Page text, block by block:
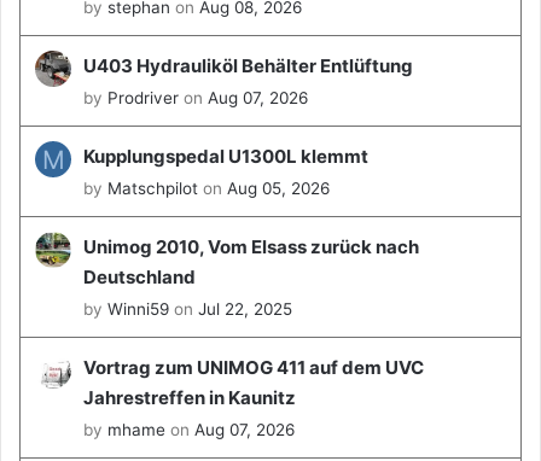
by stephan on Aug 08, 2026
U403 Hydrauliköl Behälter Entlüftung
by Prodriver on Aug 07, 2026
M Kupplungspedal U1300L klemmt
by Matschpilot on Aug 05, 2026
Unimog 2010, Vom Elsass zurück nach
Deutschland
by Winni59 on Jul 22, 2025
Vortrag zum UNIMOG 411 auf dem UVC
Jahrestreffen in Kaunitz
by mhame on Aug 07, 2026